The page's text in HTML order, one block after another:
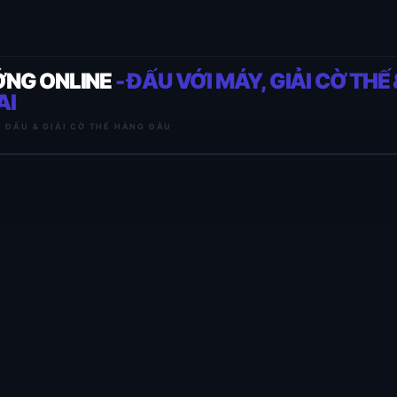
ONLINE- ĐẤU VỚI MÁY, GIẢI CỜ THẾ
ĐẤU & GIẢI CỜ THẾ HÀNG ĐẦU